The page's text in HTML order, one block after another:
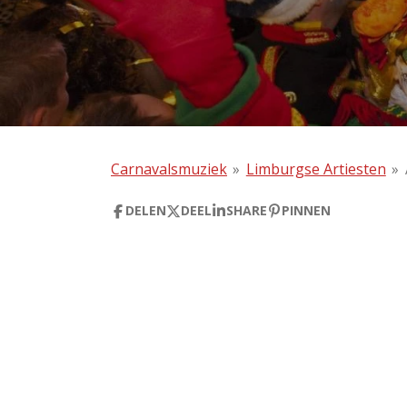
Carnavalsmuziek » Limburgse Artiesten »
DELEN DEEL SHARE PINNEN